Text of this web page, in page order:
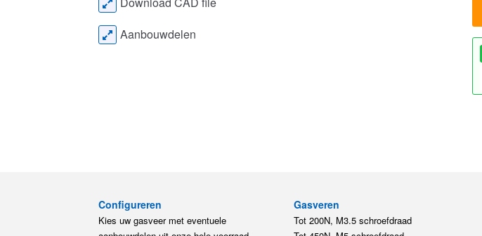
Bereken de juiste gasveer en montage
voor uw toepassing met uw invoer en
Tot 2500N, M10 schroefdraad
Tot 5000N, M14 schroefdraad